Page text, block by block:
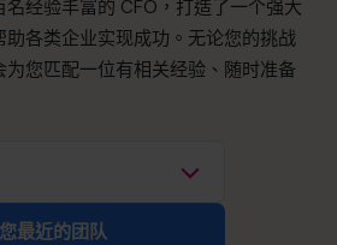
预约咨询电话
经验丰富的 CFO，打造了一个强大
各类企业实现成功。无论您的挑战
您匹配一位有相关经验、随时准备
最近的团队